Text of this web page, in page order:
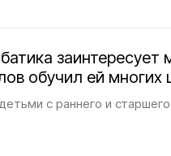
обучил ей многих
с раннего и